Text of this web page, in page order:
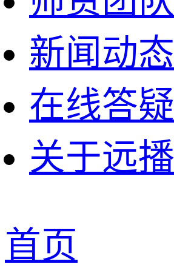
新闻动态
在线答疑
关于远播
首页